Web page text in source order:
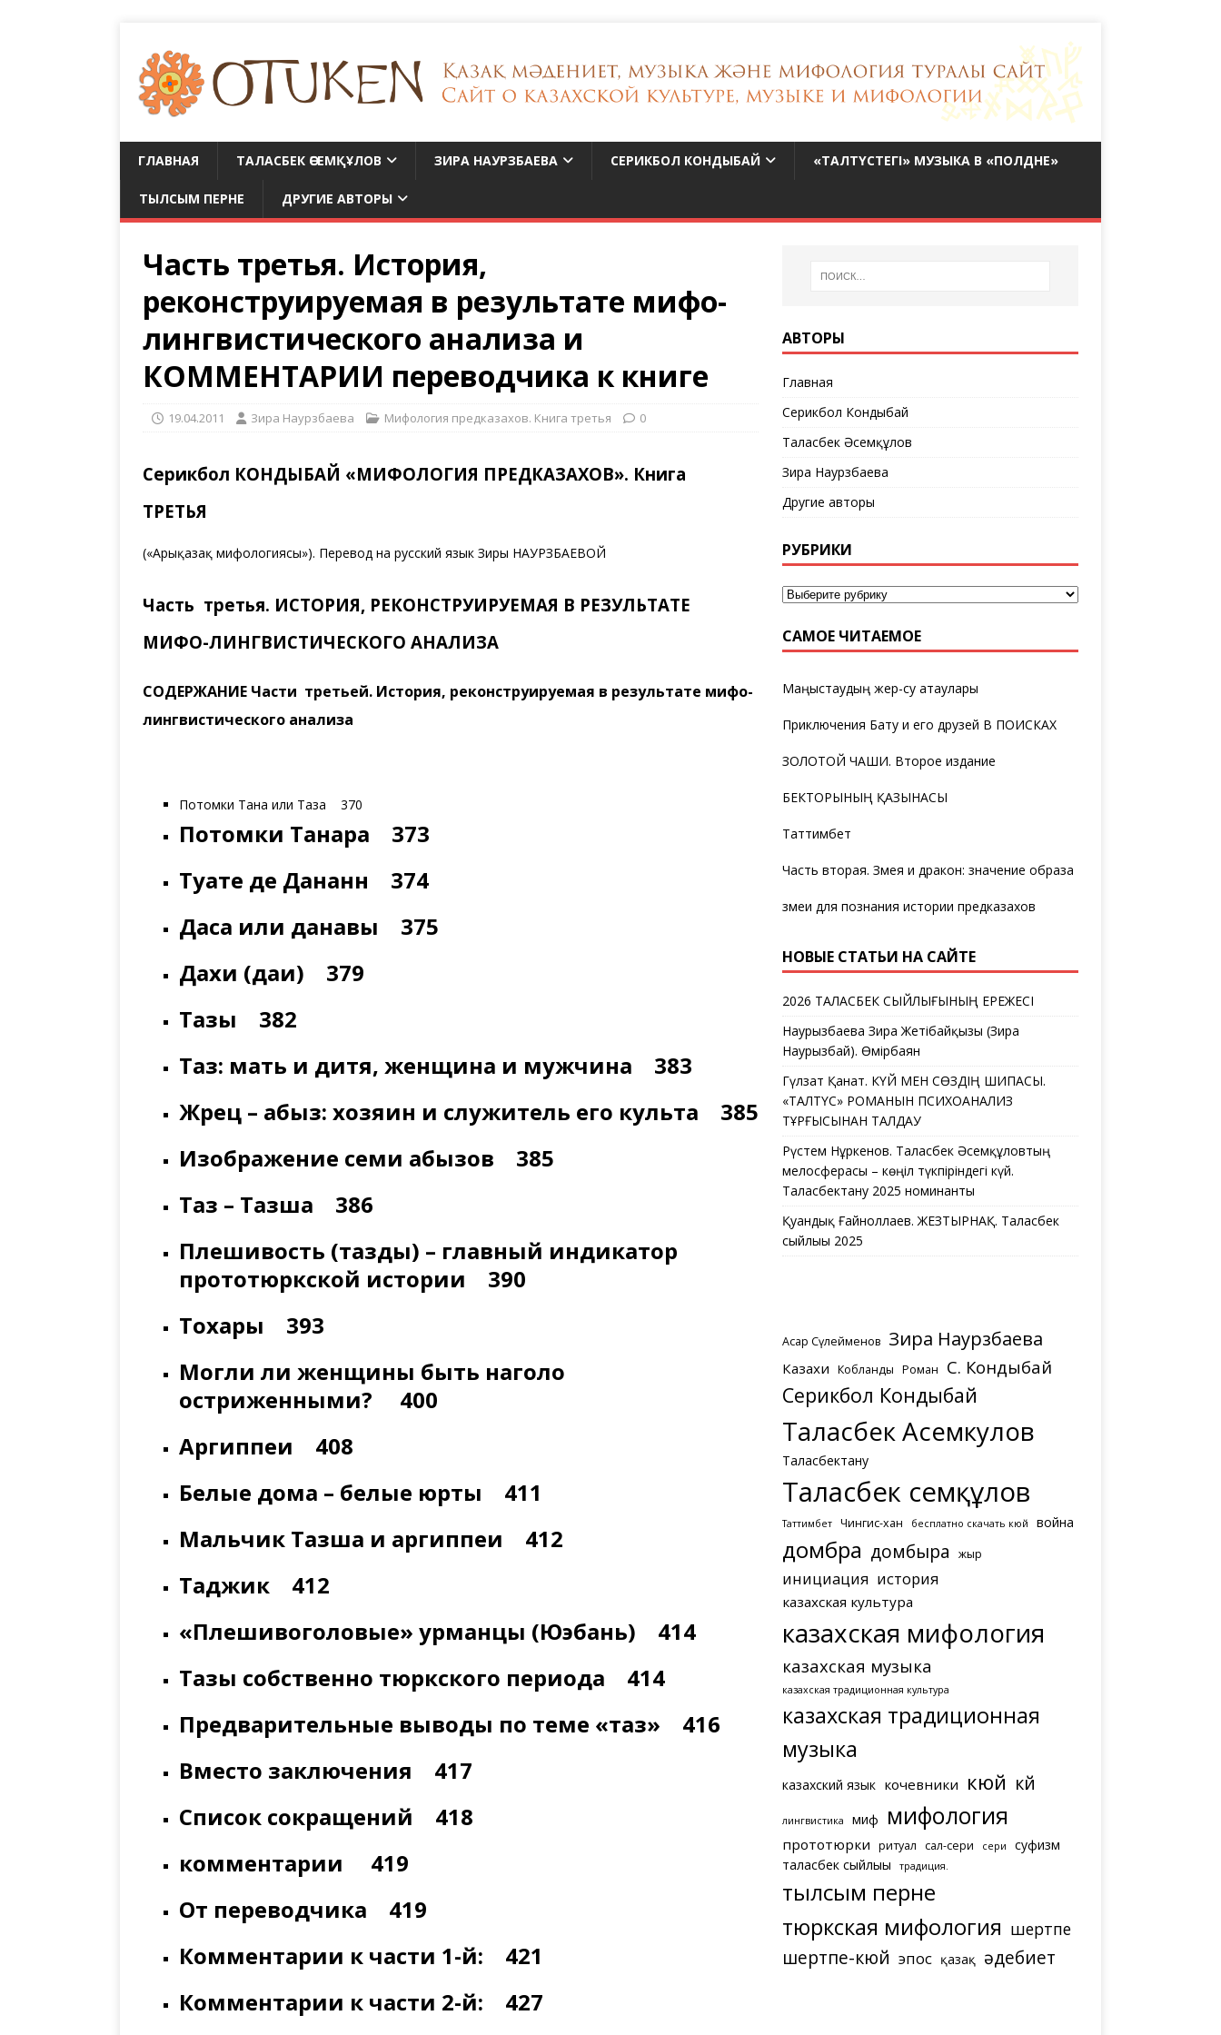
ГЛАВНАЯ ТАЛАСБЕК ӘСЕМҚҰЛОВ ЗИРА НАУРЗБАЕВА СЕРИКБОЛ КОНДЫБАЙ «ТАЛТҮСТЕГІ» МУЗЫКА В «ПОЛДНЕ»
ТЫЛСЫМ ПЕРНЕ ДРУГИЕ АВТОРЫ
Часть третья. История,
реконструируемая в результате мифо-
лингвистического анализа и
КОММЕНТАРИИ переводчика к книге
19.04.2011 Зира Наурзбаева Мифология предказахов. Книга третья 0
Серикбол КОНДЫБАЙ «МИФОЛОГИЯ ПРЕДКАЗАХОВ». Книга
ТРЕТЬЯ
(«Арғықазақ мифологиясы»). Перевод на русский язык Зиры НАУРЗБАЕВОЙ
Часть третья. ИСТОРИЯ, РЕКОНСТРУИРУЕМАЯ В РЕЗУЛЬТАТЕ
МИФО-ЛИНГВИСТИЧЕСКОГО АНАЛИЗА
СОДЕРЖАНИЕ Части третьей. История, реконструируемая в результате мифо-
лингвистического анализа
Потомки Тана или Таза 370
Потомки Танара 373
Туате де Дананн 374
Даса или данавы 375
Дахи (даи) 379
Тазы 382
Таз: мать и дитя, женщина и мужчина 383
Жрец – абыз: хозяин и служитель его культа 385
Изображение семи абызов 385
Таз – Тазша 386
Плешивость (таздық) – главный индикатор
прототюркской истории 390
Тохары 393
Могли ли женщины быть наголо
остриженными? 400
Аргиппеи 408
Белые дома – белые юрты 411
Мальчик Тазша и аргиппеи 412
Таджик 412
«Плешивоголовые» урманцы (Юэбань) 414
Тазы собственно тюркского периода 414
Предварительные выводы по теме «таз» 416
Вместо заключения 417
Список сокращений 418
комментарии 419
От переводчика 419
Комментарии к части 1-й: 421
Комментарии к части 2-й: 427
АВТОРЫ
Главная
Серикбол Кондыбай
Таласбек Әсемқұлов
Зира Наурзбаева
Другие авторы
РУБРИКИ
САМОЕ ЧИТАЕМОЕ
Маңғыстаудың жер-су атаулары
Приключения Бату и его друзей В ПОИСКАХ
ЗОЛОТОЙ ЧАШИ. Второе издание
БЕКТОРЫНЫҢ ҚАЗЫНАСЫ
Таттимбет
Часть вторая. Змея и дракон: значение образа
змеи для познания истории предказахов
НОВЫЕ СТАТЬИ НА САЙТЕ
2026 ТАЛАСБЕК СЫЙЛЫҒЫНЫҢ ЕРЕЖЕСІ
Наурызбаева Зира Жетібайқызы (Зира
Наурызбай). Өмірбаян
Гүлзат Қанат. КҮЙ МЕН СӨЗДІҢ ШИПАСЫ.
«ТАЛТҮС» РОМАНЫН ПСИХОАНАЛИЗ
ТҰРҒЫСЫНАН ТАЛДАУ
Рүстем Нұркенов. Таласбек Әсемқұловтың
мелосферасы – көңіл түкпіріндегі күй.
Таласбектану 2025 номинанты
Қуандық Ғайноллаев. ЖЕЗТЫРНАҚ. Таласбек
сыйлығы 2025
Асқар Сүлейменов Зира Наурзбаева
Казахи Кобланды Роман С. Кондыбай
Серикбол Кондыбай
Таласбек Асемкулов
Таласбектану
Таласбек Әсемқұлов
Таттимбет Чингис-хан бесплатно скачать кюй война
домбра домбыра жыр
инициация история
казахская культура
казахская мифология
казахская музыка
казахская традиционная культура
казахская традиционная
музыка
казахский язык кочевники кюй күй
лингвистика миф мифология
прототюрки ритуал сал-сери сери
суфизм
таласбек сыйлығы
традиция.
тылсым перне
тюркская мифология шертпе
шертпе-кюй эпос қазақ әдебиет